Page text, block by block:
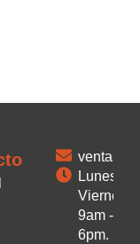
Lunes a
Viernes:
9am -
6pm.